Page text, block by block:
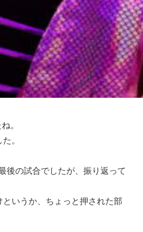
。
。
後の試合でしたが、振り返って
いうか、ちょっと押された部